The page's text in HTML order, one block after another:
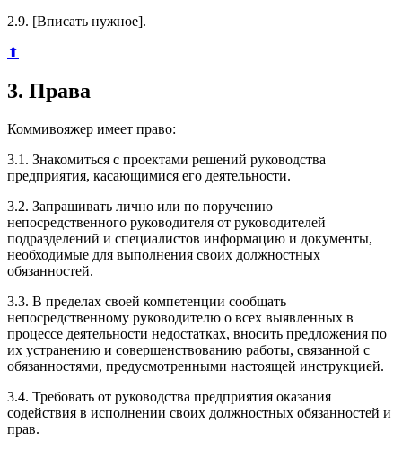
2.9. [Вписать нужное].
⬆
3. Права
Коммивояжер имеет право:
3.1. Знакомиться с проектами решений руководства
предприятия, касающимися его деятельности.
3.2. Запрашивать лично или по поручению
непосредственного руководителя от руководителей
подразделений и специалистов информацию и документы,
необходимые для выполнения своих должностных
обязанностей.
3.3. В пределах своей компетенции сообщать
непосредственному руководителю о всех выявленных в
процессе деятельности недостатках, вносить предложения по
их устранению и совершенствованию работы, связанной с
обязанностями, предусмотренными настоящей инструкцией.
3.4. Требовать от руководства предприятия оказания
содействия в исполнении своих должностных обязанностей и
прав.